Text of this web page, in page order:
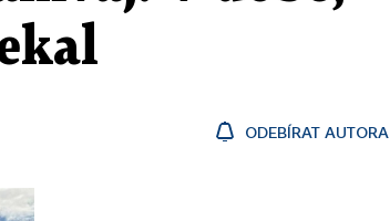
ODEBÍRAT AUTORA